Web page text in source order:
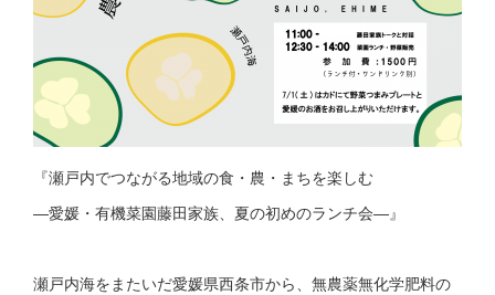
『瀬戸内でつながる地域の食・農・まちを楽しむ
―愛媛・有機菜園藤田家族、夏の初めのランチ会―』
瀬戸内海をまたいだ愛媛県西条市から、無農薬無化学肥料の